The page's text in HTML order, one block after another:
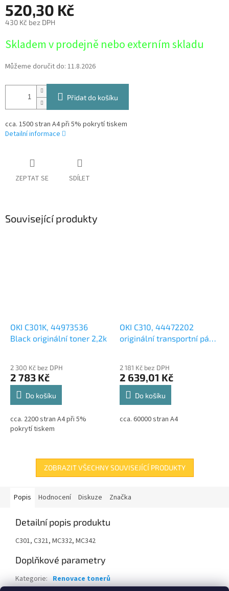
520,30 Kč
430 Kč bez DPH
cena:
Skladem v prodejně nebo externím skladu
Můžeme doručit do: 11.8.2026
Přidat do košíku
cca. 1500 stran A4 při 5% pokrytí tiskem
Detailní informace
ZEPTAT SE SDÍLET
Související produkty
OKI C301K, 44973536
Black originální toner 2,2k
2 300 Kč bez DPH
2 783 Kč
Do košíku
cca. 2200 stran A4 při 5%
pokrytí tiskem
OKI C310, 44472202
originální transportní pás
2 181 Kč bez DPH
2 639,01 Kč
Do košíku
cca. 60000 stran A4
ZOBRAZIT VŠECHNY SOUVISEJÍCÍ PRODUKTY
Popis Hodnocení Diskuze Značka
Detailní popis produktu
C301, C321, MC332, MC342
Doplňkové parametry
Kategorie: Renovace tonerů